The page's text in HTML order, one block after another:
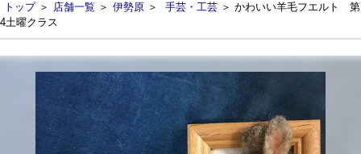
トップ＞ 店舗一覧 ＞ 伊勢原 ＞ 手芸・工芸 ＞ かわいい羊毛フエルト 第
4土曜クラス